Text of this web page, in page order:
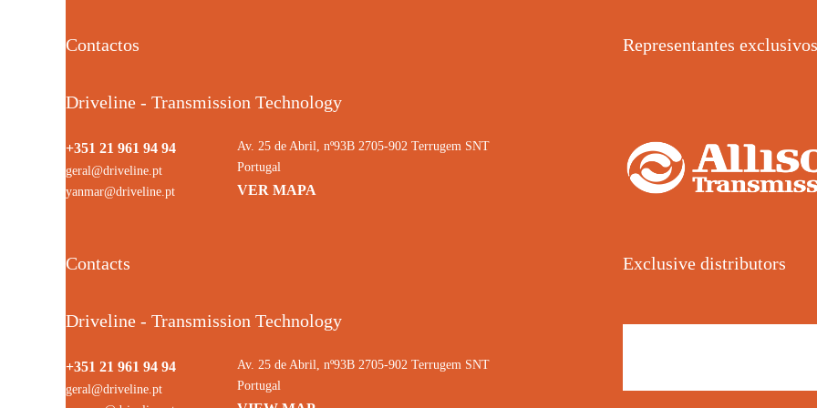
Contactos
Driveline - Transmission Technology
+351 21 961 94 94
geral@driveline.pt
yanmar@driveline.pt
Av. 25 de Abril, nº93B 2705-902 Terrugem SNT
Portugal
VER MAPA
Representantes exclusivos
Contacts
Driveline - Transmission Technology
+351 21 961 94 94
geral@driveline.pt
Av. 25 de Abril, nº93B 2705-902 Terrugem SNT
Portugal
Exclusive distributors